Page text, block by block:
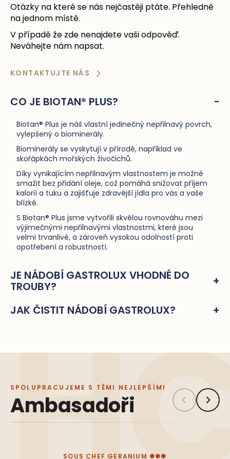
Otázky na které se nás nejčastěji ptáte. Přehledně
na jednom místě.
V případě že zde nenajdete vaši odpověď.
Neváhejte nám napsat.
KONTAKTUJTE NÁS
CO JE BIOTAN® PLUS?
Biotan® Plus je náš vlastní jedinečný nepřilnavý povrch,
vylepšený o biominerály.
Biominerály se vyskytují v přírodě, například ve
skořápkách mořských živočichů.
Díky vynikajícím nepřilnavým vlastnostem je možné
smažit bez přidání oleje, což pomáhá snižovat příjem
kalorií a tuku a zajišťuje zdravější jídla pro vás a vaše
blízké.
S Biotan® Plus jsme vytvořili skvělou rovnováhu mezi
výjimečnými nepřilnavými vlastnostmi, které jsou
velmi trvanlivé, a zároveň vysokou odolností proti
opotřebení a robustností.
JE NÁDOBÍ GASTROLUX VHODNÉ DO
TROUBY?
JAK ČISTIT NÁDOBÍ GASTROLUX?
SPOLUPRACUJEME S TĚMI NEJLEPŠÍMI
Ambasadoři
SOUS CHEF GERANIUM ✽✽✽